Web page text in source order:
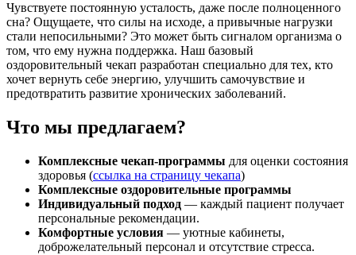
Чувствуете постоянную усталость, даже после полноценного
сна? Ощущаете, что силы на исходе, а привычные нагрузки
стали непосильными? Это может быть сигналом организма о
том, что ему нужна поддержка. Наш базовый
оздоровительный чекап разработан специально для тех, кто
хочет вернуть себе энергию, улучшить самочувствие и
предотвратить развитие хронических заболеваний.
Что мы предлагаем?
Комплексные чекап-программы для оценки состояния
здоровья (ссылка на страницу чекапа)
Комплексные оздоровительные программы
Индивидуальный подход — каждый пациент получает
персональные рекомендации.
Комфортные условия — уютные кабинеты,
доброжелательный персонал и отсутствие стресса.